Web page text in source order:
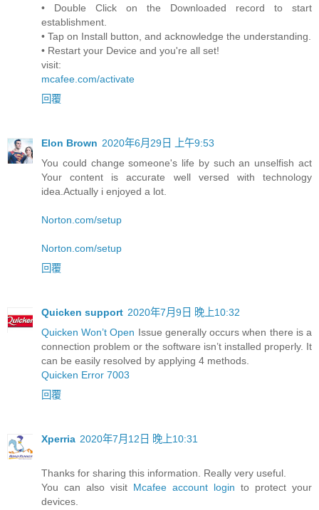
• Double Click on the Downloaded record to start
establishment.
• Tap on Install button, and acknowledge the understanding.
• Restart your Device and you're all set!
visit:
mcafee.com/activate
回覆
Elon Brown 2020年6月29日 上午9:53
You could change someone's life by such an unselfish act
Your content is accurate well versed with technology
idea.Actually i enjoyed a lot.
Norton.com/setup
Norton.com/setup
回覆
Quicken support 2020年7月9日 晚上10:32
Quicken Won’t Open Issue generally occurs when there is a
connection problem or the software isn’t installed properly. It
can be easily resolved by applying 4 methods.
Quicken Error 7003
回覆
Xperria 2020年7月12日 晚上10:31
Thanks for sharing this information. Really very useful.
You can also visit Mcafee account login to protect your
devices.